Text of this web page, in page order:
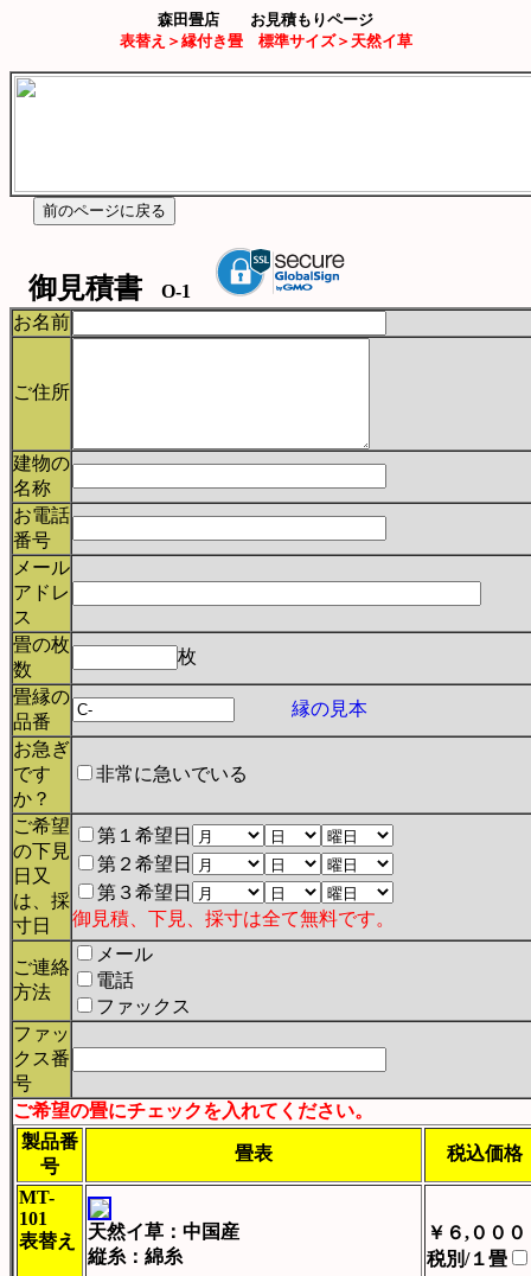
森田畳店 お見積もりページ
表替え＞縁付き畳 標準サイズ＞天然イ草
御見積書 O-1
お名前
ご住所
建物の
名称
お電話
番号
メール
アドレ
ス
畳の枚
数
枚
畳縁の
品番
縁の見本
お急ぎ
です
か？
非常に急いでいる
ご希望
の下見
日又
は、採
寸日
第１希望日
第２希望日
第３希望日
御見積、下見、採寸は全て無料です。
ご連絡
方法
メール
電話
ファックス
ファッ
クス番
号
ご希望の畳にチェックを入れてください。
製品番
号
畳表 税込価格
MT-
101
表替え
天然イ草：中国産
縦糸：綿糸
￥６,０００
税別/１畳